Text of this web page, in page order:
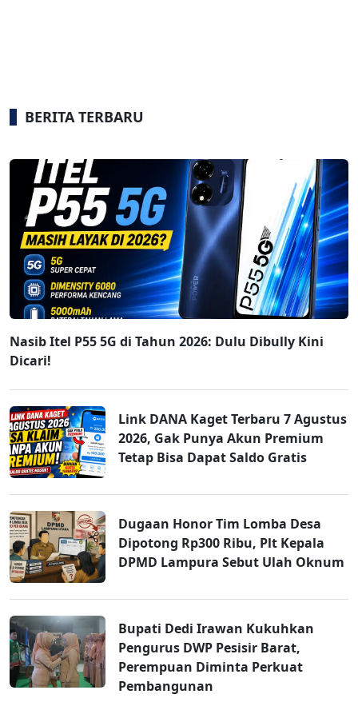
BERITA TERBARU
Nasib Itel P55 5G di Tahun 2026: Dulu Dibully Kini
Dicari!
Link DANA Kaget Terbaru 7 Agustus
2026, Gak Punya Akun Premium
Tetap Bisa Dapat Saldo Gratis
Dugaan Honor Tim Lomba Desa
Dipotong Rp300 Ribu, Plt Kepala
DPMD Lampura Sebut Ulah Oknum
Bupati Dedi Irawan Kukuhkan
Pengurus DWP Pesisir Barat,
Perempuan Diminta Perkuat
Pembangunan